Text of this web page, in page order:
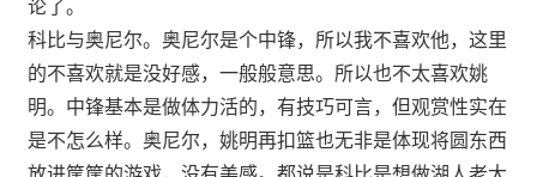
论了。
科比与奥尼尔。奥尼尔是个中锋，所以我不喜欢他，这里
的不喜欢就是没好感，一般般意思。所以也不太喜欢姚
明。中锋基本是做体力活的，有技巧可言，但观赏性实在
是不怎么样。奥尼尔，姚明再扣篮也无非是体现将圆东西